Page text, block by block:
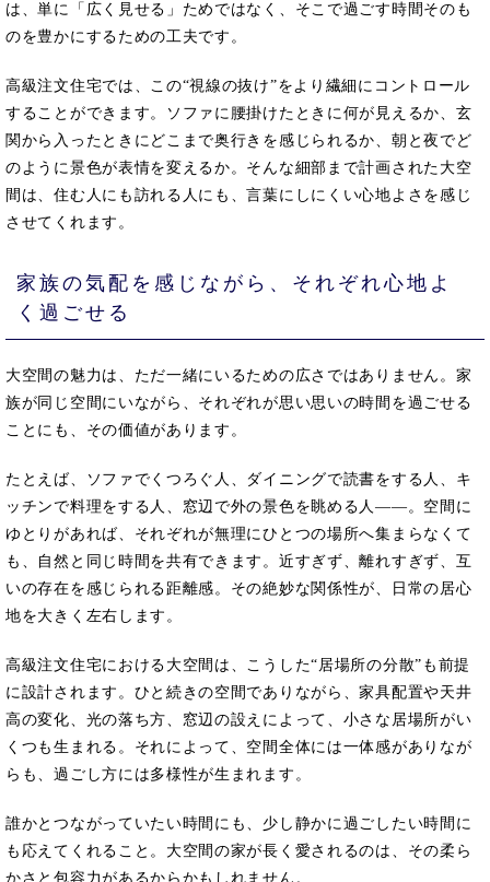
は、単に「広く見せる」ためではなく、そこで過ごす時間そのも
のを豊かにするための工夫です。
高級注文住宅では、この“視線の抜け”をより繊細にコントロール
することができます。ソファに腰掛けたときに何が見えるか、玄
関から入ったときにどこまで奥行きを感じられるか、朝と夜でど
のように景色が表情を変えるか。そんな細部まで計画された大空
間は、住む人にも訪れる人にも、言葉にしにくい心地よさを感じ
させてくれます。
家族の気配を感じながら、それぞれ心地よ
く過ごせる
大空間の魅力は、ただ一緒にいるための広さではありません。家
族が同じ空間にいながら、それぞれが思い思いの時間を過ごせる
ことにも、その価値があります。
たとえば、ソファでくつろぐ人、ダイニングで読書をする人、キ
ッチンで料理をする人、窓辺で外の景色を眺める人――。空間に
ゆとりがあれば、それぞれが無理にひとつの場所へ集まらなくて
も、自然と同じ時間を共有できます。近すぎず、離れすぎず、互
いの存在を感じられる距離感。その絶妙な関係性が、日常の居心
地を大きく左右します。
高級注文住宅における大空間は、こうした“居場所の分散”も前提
に設計されます。ひと続きの空間でありながら、家具配置や天井
高の変化、光の落ち方、窓辺の設えによって、小さな居場所がい
くつも生まれる。それによって、空間全体には一体感がありなが
らも、過ごし方には多様性が生まれます。
誰かとつながっていたい時間にも、少し静かに過ごしたい時間に
も応えてくれること。大空間の家が長く愛されるのは、その柔ら
かさと包容力があるからかもしれません。